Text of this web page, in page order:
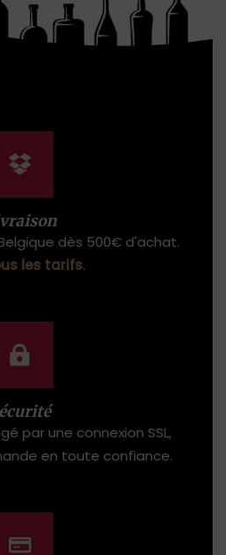
dès 500€ d'achat.
les tarifs.
par une connexion SSL,
en toute confiance.